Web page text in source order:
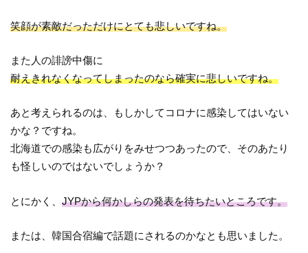
笑顔が素敵だっただけにとても悲しいですね。
また人の誹謗中傷に
耐えきれなくなってしまったのなら確実に悲しいですね。
あと考えられるのは、もしかしてコロナに感染してはいない
かな？ですね。
北海道での感染も広がりをみせつつあったので、そのあたり
も怪しいのではないでしょうか？
とにかく、JYPから何かしらの発表を待ちたいところです。
または、韓国合宿編で話題にされるのかなとも思いました。